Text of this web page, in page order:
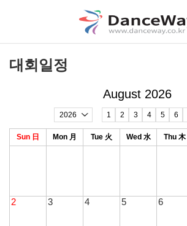
대회일정
August 2026
1 2 3 4 5 6
Sun 日 Mon 月 Tue 火 Wed 水 Thu 木
2 3 4 5 6